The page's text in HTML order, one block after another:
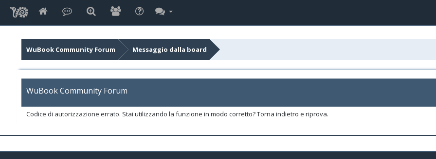
WuBook Community Forum Messaggio dalla board
WuBook Community Forum
Codice di autorizzazione errato. Stai utilizzando la funzione in modo corretto? Torna indietro e riprova.